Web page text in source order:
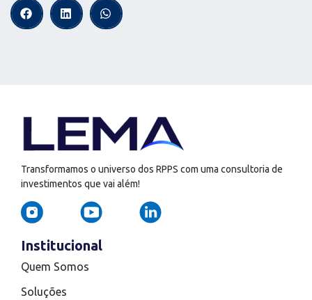
Transformamos o universo dos RPPS com uma consultoria de
investimentos que vai além!
Institucional
Quem Somos
Soluções